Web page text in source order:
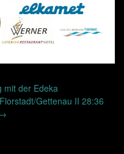
mit der Edeka
Gettenau II 28:36
→